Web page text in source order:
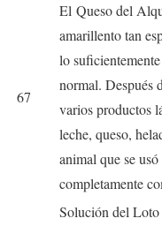
67
El Queso del
amarillento tan
lo
normal. Después
varios productos
leche, queso,
animal que se
completamente
Solución del Loto